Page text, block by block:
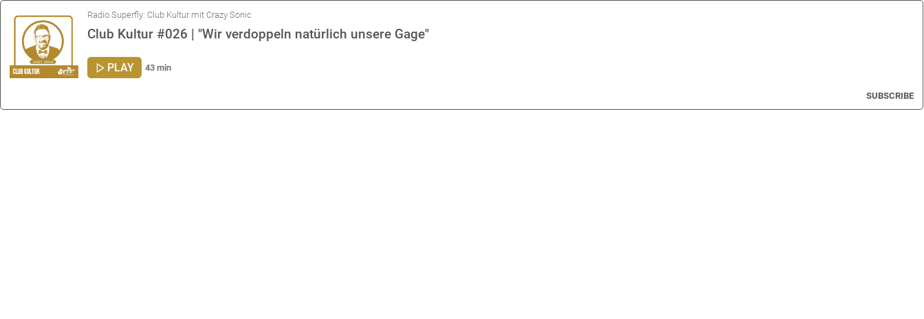
Radio Superfly: Club Kultur mit Crazy Sonic
Club Kultur #026 | "Wir verdoppeln natürlich unsere Gage"
PLAY 43 min
SUBSCRIBE